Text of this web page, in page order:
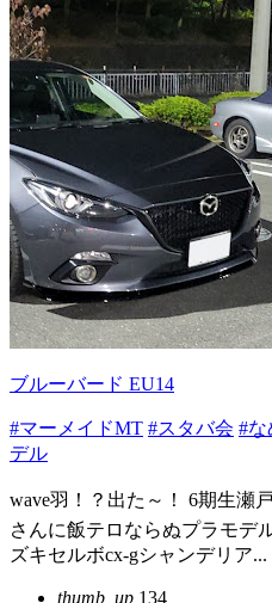
ブルーバード EU14
#マーメイドMT #スタバ会 #な
デル
wave羽！？出た～！ 6期生瀬
さんに飯テロならぬプラモデ
ズキセルボcx-gシャンデリア...
thumb_up 134